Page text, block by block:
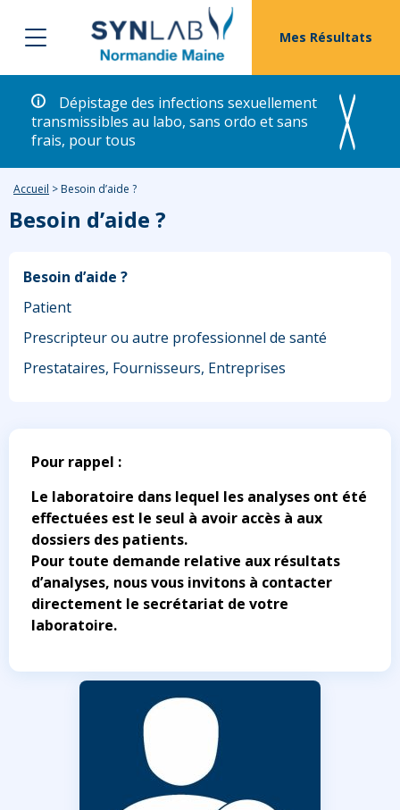
Mes Résultats
Dépistage des infections sexuellement
transmissibles au labo, sans ordo et sans
frais, pour tous
Accueil > Besoin d’aide ?
Besoin d’aide ?
Besoin d’aide ?
Patient
Prescripteur ou autre professionnel de santé
Prestataires, Fournisseurs, Entreprises
Pour rappel :
Le laboratoire dans lequel les analyses ont été
effectuées est le seul à avoir accès à aux
dossiers des patients.
Pour toute demande relative aux résultats
d’analyses, nous vous invitons à contacter
directement le secrétariat de votre
laboratoire.